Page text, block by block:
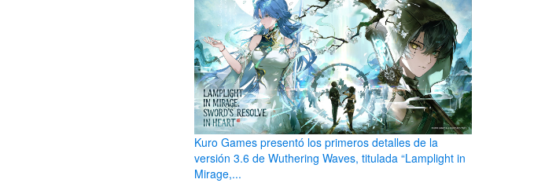
Kuro Games presentó los primeros detalles de la
versión 3.6 de Wuthering Waves, titulada “Lamplight in
Mirage,...